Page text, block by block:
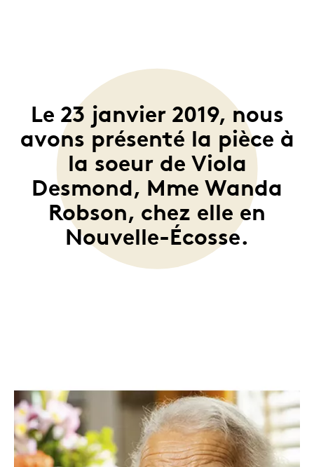
Le 23 janvier 2019, nous
avons présenté la pièce à
la soeur de Viola
Desmond, Mme Wanda
Robson, chez elle en
Nouvelle-Écosse.